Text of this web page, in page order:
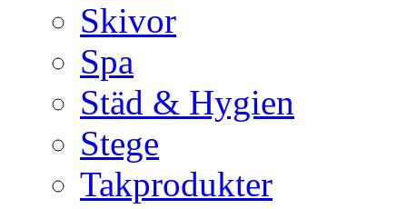
Skivor
Spa
Städ & Hygien
Stege
Takprodukter